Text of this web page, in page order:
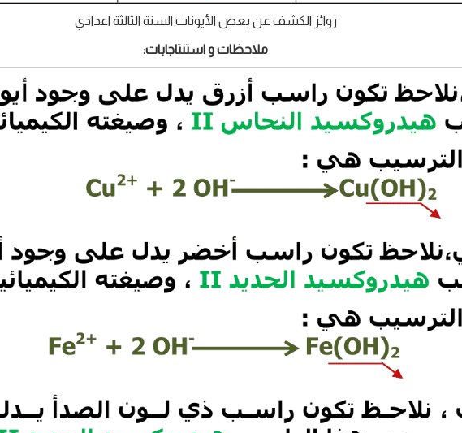
روائز الكشف عن بعض الأيونات السنة الثالثة اعدادي
ملاحظات و استنتاجابات: